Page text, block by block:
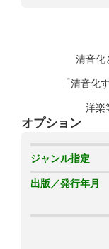
清音化
「清音化
洋楽
オプション
ジャンル指定
出版／発行年月